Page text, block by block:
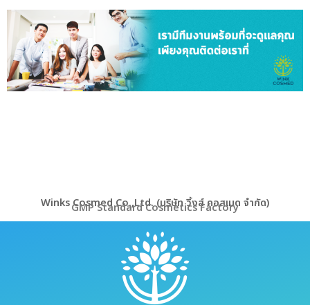
Winks Cosmed Co.,Ltd. (บริษัท วิ้งส์ คอสเมด จำกัด)
GMP Standard Cosmetics Factory